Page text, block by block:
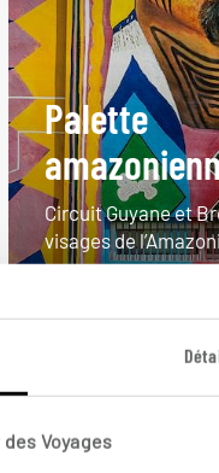
Voyages
Palette
Circuit Guyane et
visages de
à partir de 3750€